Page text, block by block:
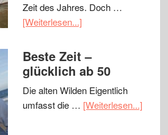
Zeit des Jahres. Doch …
[Weiterlesen...]
Beste Zeit –
glücklich ab 50
Die alten Wilden Eigentlich
umfasst die … [Weiterlesen...]